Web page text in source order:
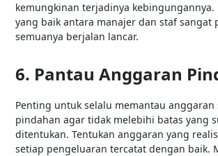
kemungkinan terjadinya kebingungannya.
yang baik antara manajer dan staf sangat
semuanya berjalan lancar.
6. Pantau Anggaran
Penting untuk selalu memantau anggaran
pindahan agar tidak melebihi batas yang
ditentukan. Tentukan anggaran yang
setiap pengeluaran tercatat dengan baik.